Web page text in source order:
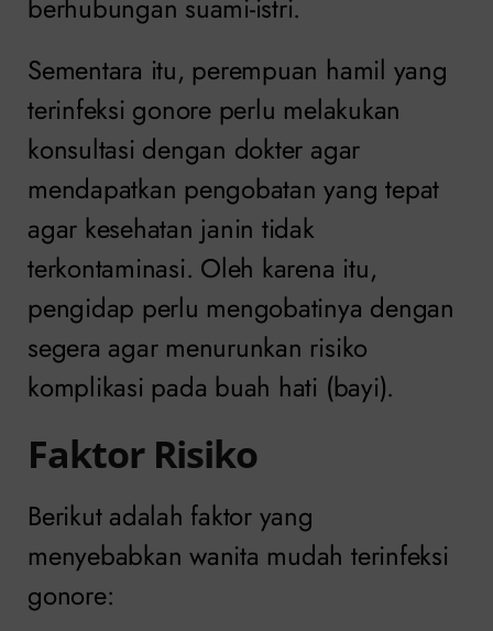
berhubungan suami-istri.
Sementara itu, perempuan hamil yang
terinfeksi gonore perlu melakukan
konsultasi dengan dokter agar
mendapatkan pengobatan yang tepat
agar kesehatan janin tidak
terkontaminasi. Oleh karena itu,
pengidap perlu mengobatinya dengan
segera agar menurunkan risiko
komplikasi pada buah hati (bayi).
Faktor Risiko
Berikut adalah faktor yang
menyebabkan wanita mudah terinfeksi
gonore: